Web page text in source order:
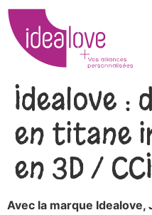
Idealove :
en titane
en 3D /
Avec la marque Idealove,